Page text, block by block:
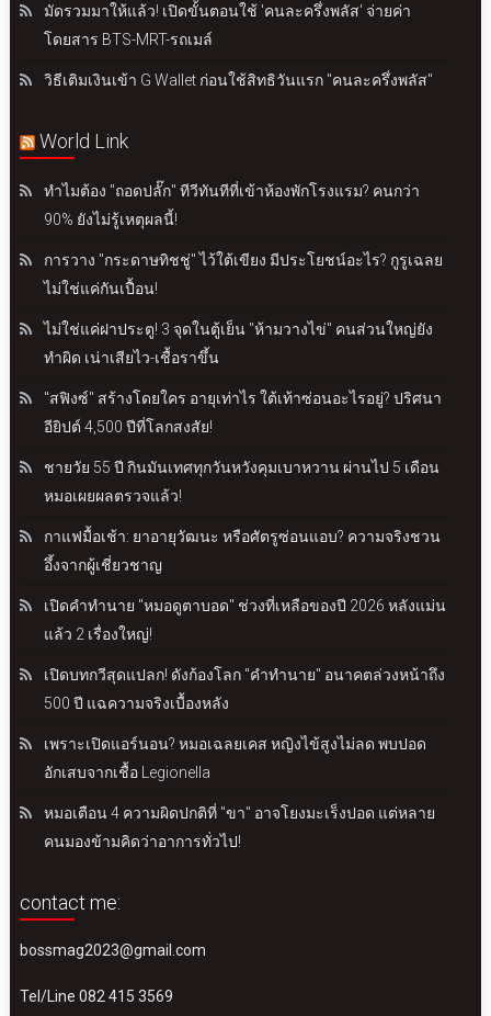
มัดรวมมาให้แล้ว! เปิดขั้นตอนใช้ 'คนละครึ่งพลัส' จ่ายค่า
โดยสาร BTS-MRT-รถเมล์
วิธีเติมเงินเข้า G Wallet ก่อนใช้สิทธิวันแรก "คนละครึ่งพลัส"
World Link
ทำไมต้อง "ถอดปลั๊ก" ทีวีทันทีที่เข้าห้องพักโรงแรม? คนกว่า
90% ยังไม่รู้เหตุผลนี้!
การวาง "กระดาษทิชชู่" ไว้ใต้เขียง มีประโยชน์อะไร? กูรูเฉลย
ไม่ใช่แค่กันเปื้อน!
ไม่ใช่แค่ฝาประตู! 3 จุดในตู้เย็น "ห้ามวางไข่" คนส่วนใหญ่ยัง
ทำผิด เน่าเสียไว-เชื้อราขึ้น
"สฟิงซ์" สร้างโดยใคร อายุเท่าไร ใต้เท้าซ่อนอะไรอยู่? ปริศนา
อียิปต์ 4,500 ปีที่โลกสงสัย!
ชายวัย 55 ปี กินมันเทศทุกวันหวังคุมเบาหวาน ผ่านไป 5 เดือน
หมอเผยผลตรวจแล้ว!
กาแฟมื้อเช้า: ยาอายุวัฒนะ หรือศัตรูซ่อนแอบ? ความจริงชวน
อึ้งจากผู้เชี่ยวชาญ
เปิดคำทำนาย "หมอดูตาบอด" ช่วงที่เหลือของปี 2026 หลังแม่น
แล้ว 2 เรื่องใหญ่!
เปิดบทกวีสุดแปลก! ดังก้องโลก "คำทำนาย" อนาคตล่วงหน้าถึง
500 ปี แฉความจริงเบื้องหลัง
เพราะเปิดแอร์นอน? หมอเฉลยเคส หญิงไข้สูงไม่ลด พบปอด
อักเสบจากเชื้อ Legionella
หมอเตือน 4 ความผิดปกติที่ "ขา" อาจโยงมะเร็งปอด แต่หลาย
คนมองข้ามคิดว่าอาการทั่วไป!
contact me:
bossmag2023@gmail.com
Tel/Line 082 415 3569